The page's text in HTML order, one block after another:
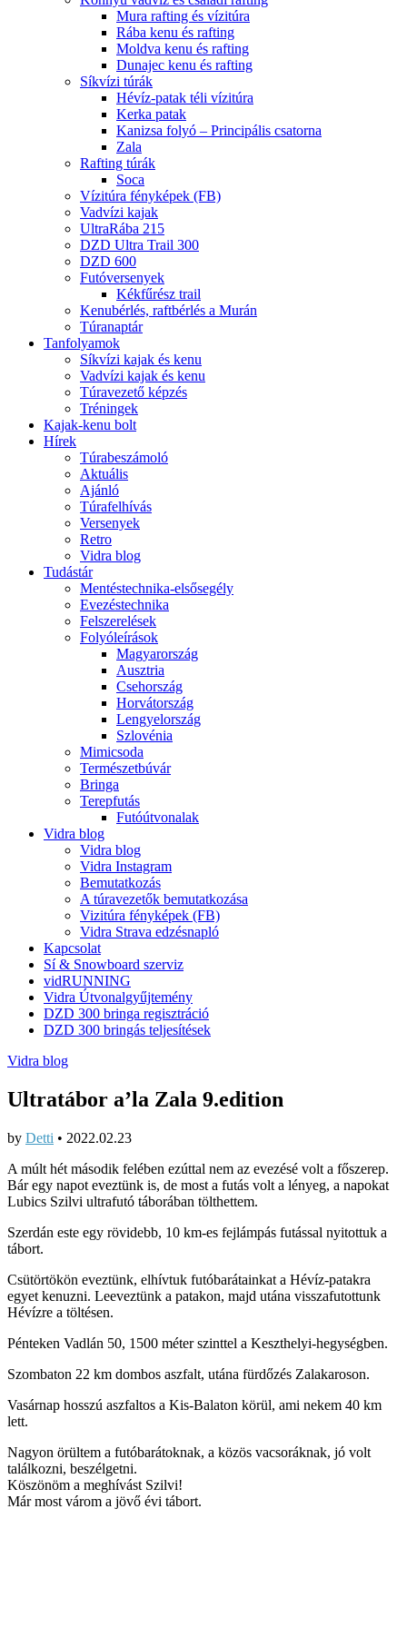
Mura rafting és vízitúra
Rába kenu és rafting
Moldva kenu és rafting
Dunajec kenu és rafting
Síkvízi túrák
Hévíz-patak téli vízitúra
Kerka patak
Kanizsa folyó – Principális csatorna
Zala
Rafting túrák
Soca
Vízitúra fényképek (FB)
Vadvízi kajak
UltraRába 215
DZD Ultra Trail 300
DZD 600
Futóversenyek
Kékfűrész trail
Kenubérlés, raftbérlés a Murán
Túranaptár
Tanfolyamok
Síkvízi kajak és kenu
Vadvízi kajak és kenu
Túravezető képzés
Tréningek
Kajak-kenu bolt
Hírek
Túrabeszámoló
Aktuális
Ajánló
Túrafelhívás
Versenyek
Retro
Vidra blog
Tudástár
Mentéstechnika-elsősegély
Evezéstechnika
Felszerelések
Folyóleírások
Magyarország
Ausztria
Csehország
Horvátország
Lengyelország
Szlovénia
Mimicsoda
Természetbúvár
Bringa
Terepfutás
Futóútvonalak
Vidra blog
Vidra blog
Vidra Instagram
Bemutatkozás
A túravezetők bemutatkozása
Vizitúra fényképek (FB)
Vidra Strava edzésnapló
Kapcsolat
Sí & Snowboard szerviz
vidRUNNING
Vidra Útvonalgyűjtemény
DZD 300 bringa regisztráció
DZD 300 bringás teljesítések
Vidra blog
Ultratábor a’la Zala 9.edition
by Detti • 2022.02.23
A múlt hét második felében ezúttal nem az evezésé volt a főszerep.
Bár egy napot eveztünk is, de most a futás volt a lényeg, a napokat
Lubics Szilvi ultrafutó táborában tölthettem.
Szerdán este egy rövidebb, 10 km-es fejlámpás futással nyitottuk a
tábort.
Csütörtökön eveztünk, elhívtuk futóbarátainkat a Hévíz-patakra
egyet kenuzni. Leeveztünk a patakon, majd utána visszafutottunk
Hévízre a töltésen.
Pénteken Vadlán 50, 1500 méter szinttel a Keszthelyi-hegységben.
Szombaton 22 km dombos aszfalt, utána fürdőzés Zalakaroson.
Vasárnap hosszú aszfaltos a Kis-Balaton körül, ami nekem 40 km
lett.
Nagyon örültem a futóbarátoknak, a közös vacsoráknak, jó volt
találkozni, beszélgetni.
Köszönöm a meghívást Szilvi!
Már most várom a jövő évi tábort.